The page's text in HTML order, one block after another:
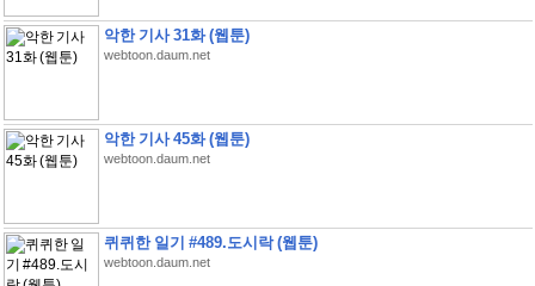
악한 기사 31화 (웹툰)
webtoon.daum.net
악한 기사 45화 (웹툰)
webtoon.daum.net
퀴퀴한 일기 #489.도시락 (웹툰)
webtoon.daum.net